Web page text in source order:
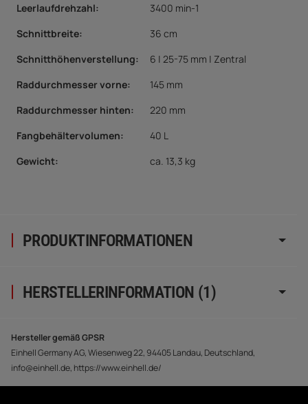
PRODUKTINFORMATIONEN
Leerlaufdrehzahl:
3400 min-1
Schnittbreite:
36 cm
Schnitthöhenverstellung:
6 | 25-75 mm | Zentral
Raddurchmesser vorne:
145 mm
Raddurchmesser hinten:
220 mm
Fangbehältervolumen:
40 L
Gewicht:
ca. 13,3 kg
HERSTELLERINFORMATION (1)
Hersteller gemäß GPSR
Einhell Germany AG, Wiesenweg 22, 94405 Landau, Deutschland,
info@einhell.de, https://www.einhell.de/